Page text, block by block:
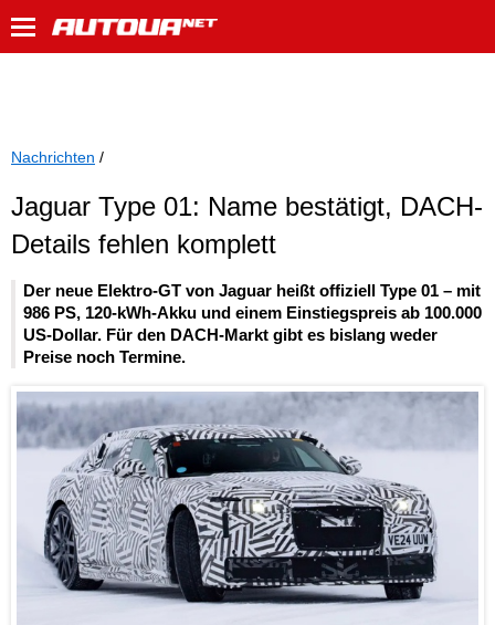
Nachrichten /
Jaguar Type 01: Name bestätigt, DACH-
Details fehlen komplett
Der neue Elektro-GT von Jaguar heißt offiziell Type 01 – mit
986 PS, 120-kWh-Akku und einem Einstiegspreis ab 100.000
US-Dollar. Für den DACH-Markt gibt es bislang weder
Preise noch Termine.